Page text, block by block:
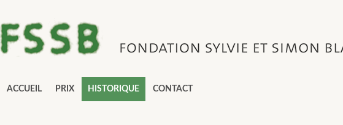
ACCUEIL PRIX HISTORIQUE CONTACT